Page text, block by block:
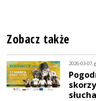
Zobacz także
2026-03-07,